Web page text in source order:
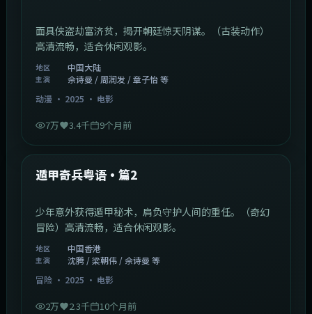
面具侠盗劫富济贫，揭开朝廷惊天阴谋。（古装动作）
高清流畅，适合休闲观影。
地区 中国大陆
主演
佘诗曼 / 周润发 / 章子怡 等
动漫 · 2025 · 电影
7万 3.4千 9个月前
最新
遁甲奇兵粤语·篇2
少年意外获得遁甲秘术，肩负守护人间的重任。（奇幻
冒险）高清流畅，适合休闲观影。
地区 中国香港
主演
沈腾 / 梁朝伟 / 佘诗曼 等
冒险· 2025 · 电影
2万 2.3千 10个月前